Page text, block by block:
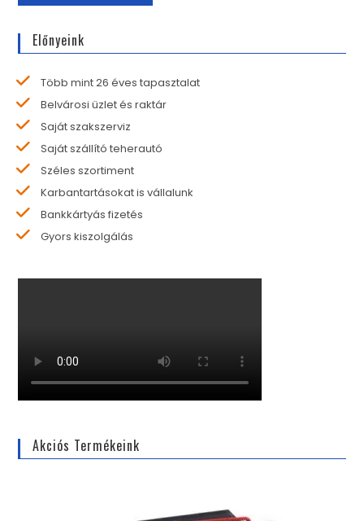
Előnyeink
Több mint 26 éves tapasztalat
Belvárosi üzlet és raktár
Saját szakszerviz
Saját szállító teherautó
Széles szortiment
Karbantartásokat is vállalunk
Bankkártyás fizetés
Gyors kiszolgálás
Akciós Termékeink